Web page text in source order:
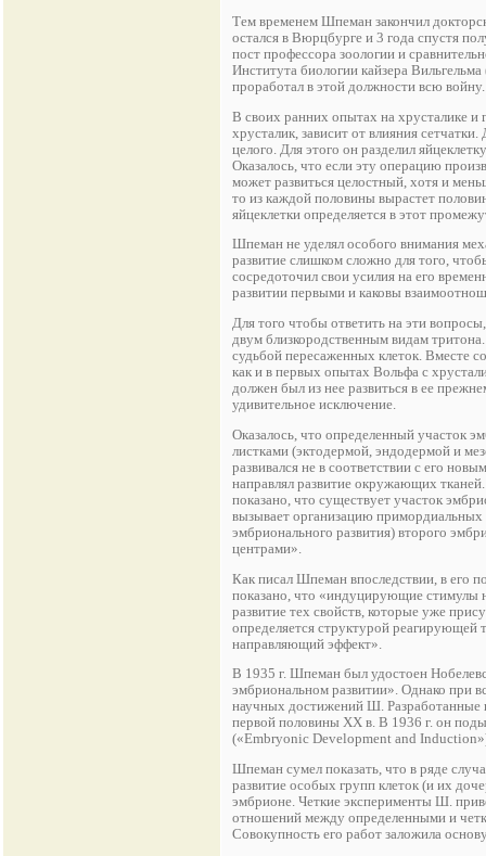
Тем временем Шпеман закончил
остался в Вюрцбурге и 3 года спустя
пост профессора зоологии и
Института биологии кайзера
проработал в этой должности всю
В своих ранних опытах на хрусталике и
хрусталик, зависит от влияния
целого. Для этого он разделил
Оказалось, что если эту операцию
может развиться целостный, хотя и
то из каждой половины вырастет
яйцеклетки определяется в этот
Шпеман не уделял особого внимания
развитие слишком сложно для того,
сосредоточил свои усилия на его
развитии первыми и каковы
Для того чтобы ответить на эти
двум близкородственным видам
судьбой пересаженных клеток. Вместе
как и в первых опытах Вольфа с
должен был из нее развиться в ее
удивительное исключение.
Оказалось, что определенный участок
листками (эктодермой, эндодермой и
развивался не в соответствии с его
направлял развитие окружающих
показано, что существует участок
вызывает организацию
эмбрионального развития) второго
центрами».
Как писал Шпеман впоследствии, в его
показано, что «индуцирующие стимулы
развитие тех свойств, которые уже
определяется структурой
направляющий эффект».
В 1935 г. Шпеман был удостоен
эмбриональном развитии». Однако при
научных достижений Ш. Разработанные
первой половины XX в. В 1936 г. он
(«Embryonic Development and
Шпеман сумел показать, что в ряде
развитие особых групп клеток (и их
эмбрионе. Четкие эксперименты Ш.
отношений между определенными и
Совокупность его работ заложила